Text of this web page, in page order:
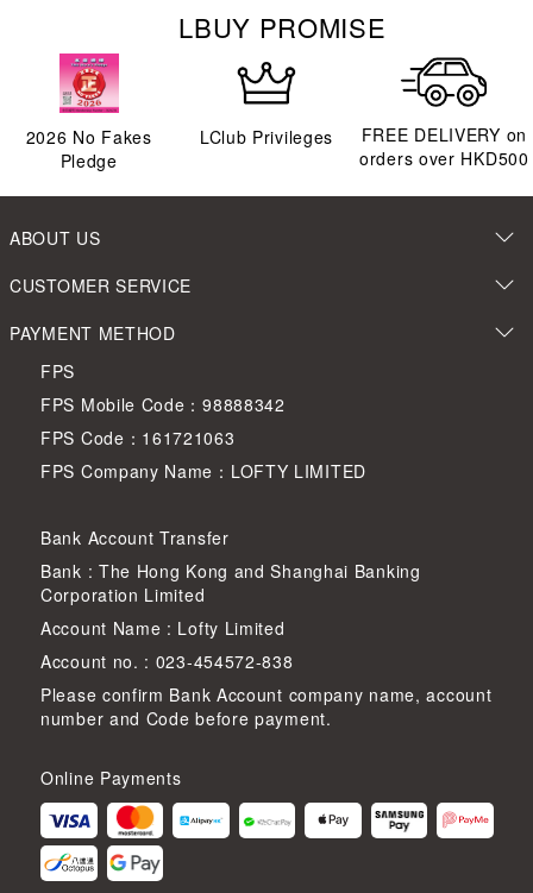
LBUY PROMISE
2026 No Fakes
Pledge
LClub Privileges
FREE DELIVERY on
orders over HKD500
ABOUT US
CUSTOMER SERVICE
PAYMENT METHOD
FPS
FPS Mobile Code：98888342
FPS Code：161721063
FPS Company Name：LOFTY LIMITED
Bank Account Transfer
Bank : The Hong Kong and Shanghai Banking
Corporation Limited
Account Name : Lofty Limited
Account no. : 023-454572-838
Please confirm Bank Account company name, account
number and Code before payment.
Online Payments